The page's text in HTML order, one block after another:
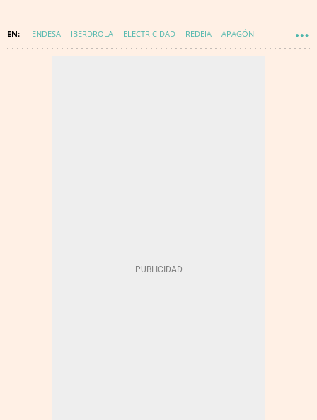
ENDESA IBERDROLA ELECTRICIDAD REDEIA APAGÓN